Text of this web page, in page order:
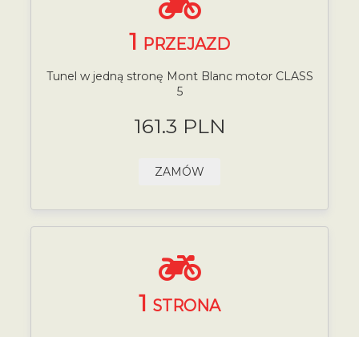
1 PRZEJAZD
Tunel w jedną stronę Mont Blanc motor CLASS
5
161.3 PLN
ZAMÓW
1 STRONA